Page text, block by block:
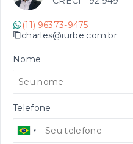
(11) 96373-9475
charles@iurbe.com.br
Nome
Telefone